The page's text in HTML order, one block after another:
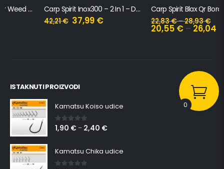
Carp Spirit Inox300 – 2 In 1 – Deck Stand & Anti Twist Collar
37,99€
Carp Spirit Blax Qr Bora Point Bank Stick
28,93€
–26,04 €
ISTAKNUTI PROIZVODI
Kamatsu Koiso udice
0 out of 5
1,90 € – 2,40 €
Kamatsu Chika udice
0